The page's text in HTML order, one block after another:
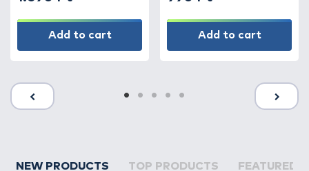
Add to cart Add to cart
NEW PRODUCTS TOP PRODUCTS FEATURED